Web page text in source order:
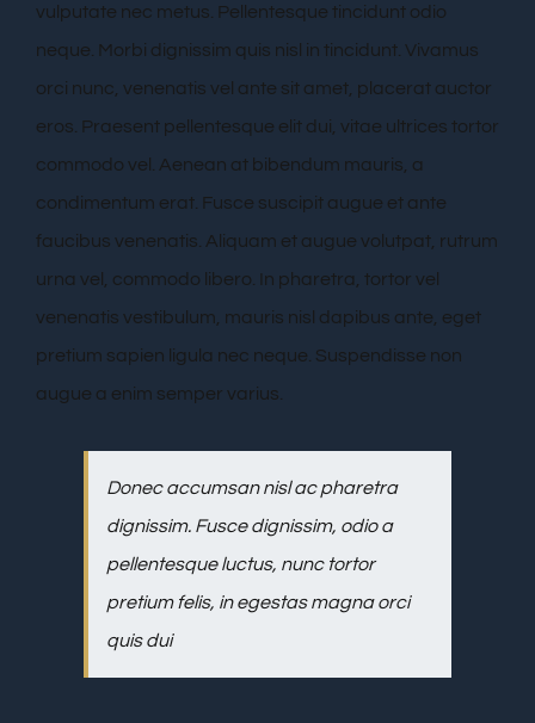
vulputate nec metus. Pellentesque tincidunt odio
neque. Morbi dignissim quis nisl in tincidunt. Vivamus
orci nunc, venenatis vel ante sit amet, placerat auctor
eros. Praesent pellentesque elit dui, vitae ultrices tortor
commodo vel. Aenean at bibendum mauris, a
condimentum erat. Fusce suscipit augue et ante
faucibus venenatis. Aliquam et augue volutpat, rutrum
urna vel, commodo libero. In pharetra, tortor vel
venenatis vestibulum, mauris nisl dapibus ante, eget
pretium sapien ligula nec neque. Suspendisse non
augue a enim semper varius.
Donec accumsan nisl ac pharetra
dignissim. Fusce dignissim, odio a
pellentesque luctus, nunc tortor
pretium felis, in egestas magna orci
quis dui